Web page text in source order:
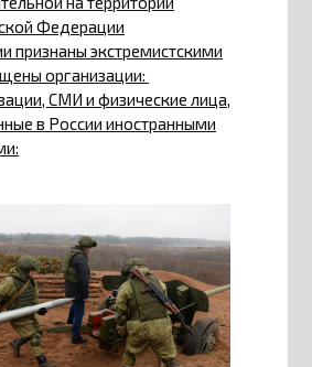
Федерации
признаны экстремистскими
организации:
СМИ и физические лица,
в России иностранными